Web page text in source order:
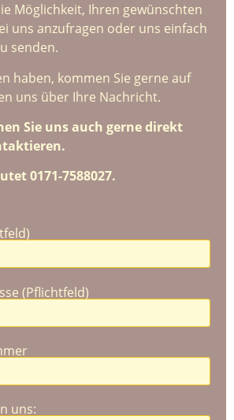
Möglichkeit, Ihren gewünschten
uns anzufragen oder uns einfach
senden.
haben, kommen Sie gerne auf
uns über Ihre Nachricht.
Sie uns auch gerne direkt
0171-7588027.
(Pflichtfeld)
uns: